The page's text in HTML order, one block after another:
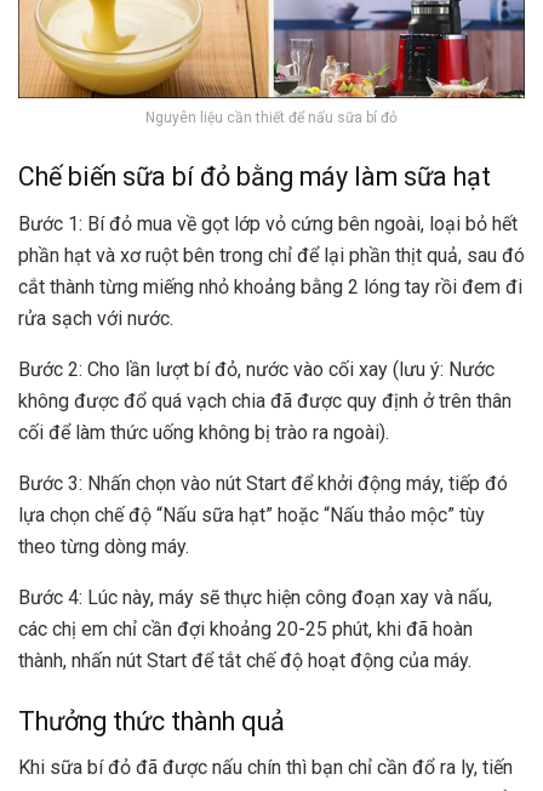
Nguyên liệu cần thiết để nấu sữa bí đỏ
Chế biến sữa bí đỏ bằng máy làm sữa hạt
Bước 1: Bí đỏ mua về gọt lớp vỏ cứng bên ngoài, loại bỏ hết
phần hạt và xơ ruột bên trong chỉ để lại phần thịt quả, sau đó
cắt thành từng miếng nhỏ khoảng bằng 2 lóng tay rồi đem đi
rửa sạch với nước.
Bước 2: Cho lần lượt bí đỏ, nước vào cối xay (lưu ý: Nước
không được đổ quá vạch chia đã được quy định ở trên thân
cối để làm thức uống không bị trào ra ngoài).
Bước 3: Nhấn chọn vào nút Start để khởi động máy, tiếp đó
lựa chọn chế độ “Nấu sữa hạt” hoặc “Nấu thảo mộc” tùy
theo từng dòng máy.
Bước 4: Lúc này, máy sẽ thực hiện công đoạn xay và nấu,
các chị em chỉ cần đợi khoảng 20-25 phút, khi đã hoàn
thành, nhấn nút Start để tắt chế độ hoạt động của máy.
Thưởng thức thành quả
Khi sữa bí đỏ đã được nấu chín thì bạn chỉ cần đổ ra ly, tiến